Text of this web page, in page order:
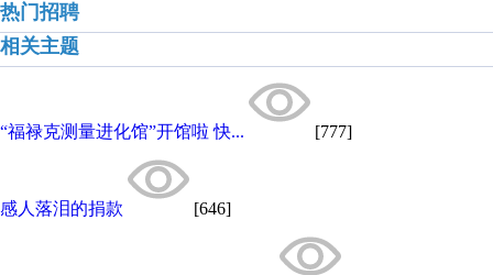
热门招聘
相关主题
“福禄克测量进化馆”开馆啦 快... [777]
感人落泪的捐款 [646]